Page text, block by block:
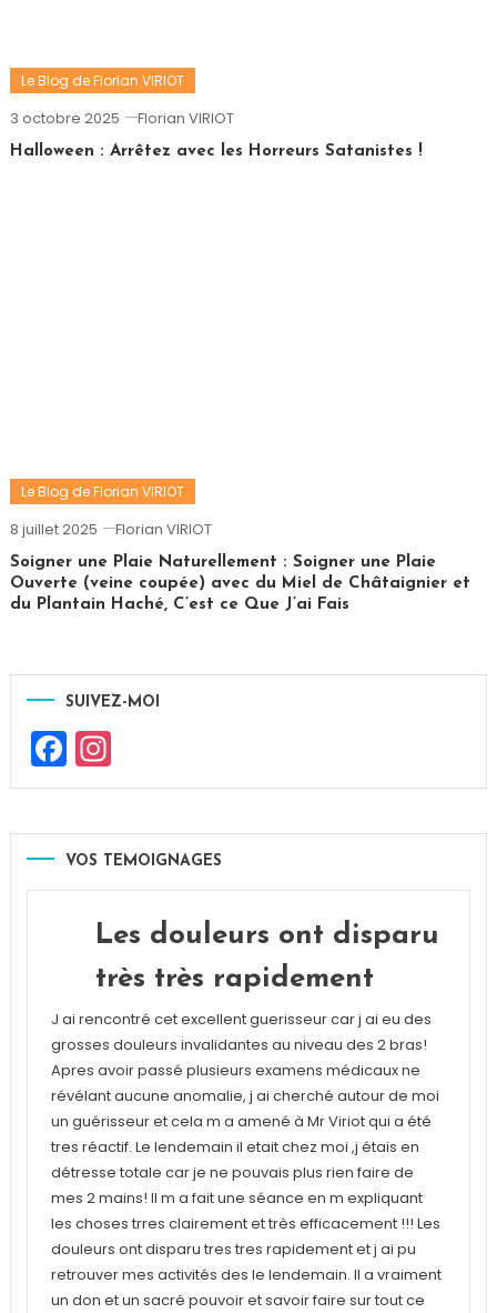
Le Blog de Florian VIRIOT
3 octobre 2025 Florian VIRIOT
Halloween : Arrêtez avec les Horreurs Satanistes !
Le Blog de Florian VIRIOT
8 juillet 2025 Florian VIRIOT
Soigner une Plaie Naturellement : Soigner une Plaie
Ouverte (veine coupée) avec du Miel de Châtaignier et
du Plantain Haché, C’est ce Que J’ai Fais
SUIVEZ-MOI
Facebook
Instagram
VOS TEMOIGNAGES
Les douleurs ont disparu
très très rapidement
J ai rencontré cet excellent guerisseur car j ai eu des
grosses douleurs invalidantes au niveau des 2 bras!
Apres avoir passé plusieurs examens médicaux ne
révélant aucune anomalie, j ai cherché autour de moi
un guérisseur et cela m a amené à Mr Viriot qui a été
tres réactif. Le lendemain il etait chez moi ,j étais en
détresse totale car je ne pouvais plus rien faire de
mes 2 mains! Il m a fait une séance en m expliquant
les choses trres clairement et très efficacement !!! Les
douleurs ont disparu tres tres rapidement et j ai pu
retrouver mes activités des le lendemain. Il a vraiment
un don et un sacré pouvoir et savoir faire sur tout ce